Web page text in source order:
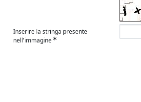
Inserire la stringa presente
nell'immagine